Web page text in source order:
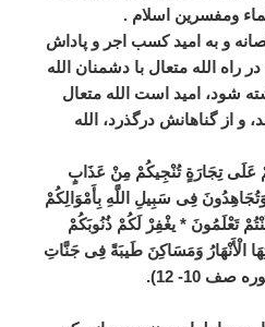
ومفسرین اسلام .
و به امید کسب اجر و پاداش
راه الله متعال با دشمنان الله
شود، امید است الله متعال
و از گناهانش درگذرد، الله
عَلَی تِجَارَةٍ تُنْجِیکُمْ مِنْ عَذَابٍ
فِی سَبِیلِ اللَّهِ بِأَمْوَالِکُمْ
تَعْلَمُونَ * یغْفِرْ لَکُمْ ذُنُوبَکُمْ
الْأَنْهَارُ وَمَسَاکِنَ طَیبَةً فِی جَنَّاتِ
10- 12).